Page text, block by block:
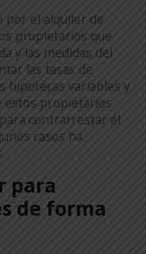
por el alquiler de
propietarios que
y las medidas del
las tasas de
hipotecas variables y
estos propietarios
contrarrestar el
casos ha
para
de forma